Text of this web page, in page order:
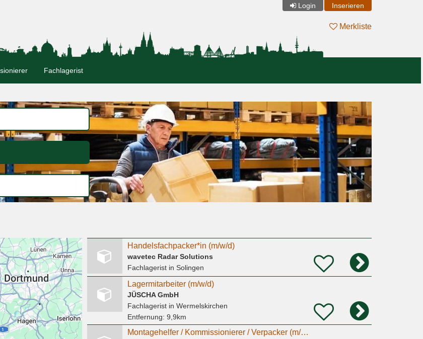
Login Inserieren
Merkliste
Fachlagerist
Handelsfachpacker*in (m/w/d)
wavetec Radar Solutions
Fachlageristin Solingen
Lagermitarbeiter (m/w/d)
JÜSCHA GmbH
Fachlageristin Wermelskirchen
Entfernung: 9,9km
Montagehelfer / Kommissionierer / Verpacker (m/w/d)